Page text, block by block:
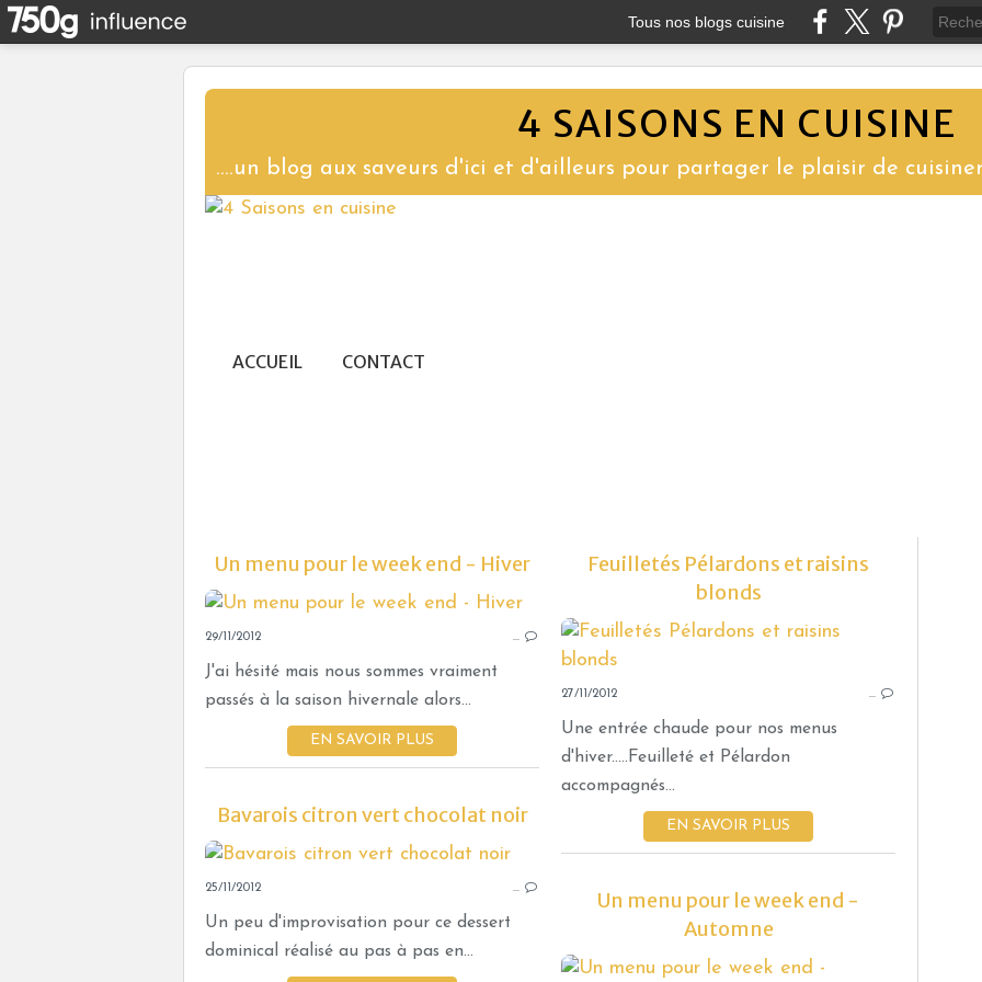
Tous nos blogs cuisine
4 SAISONS EN CUISINE
ACCUEIL CONTACT
Un menu pour le week end - Hiver
29/11/2012 …
J'ai hésité mais nous sommes vraiment
passés à la saison hivernale alors...
EN SAVOIR PLUS
Feuilletés Pélardons et raisins
blonds
27/11/2012 …
Une entrée chaude pour nos menus
d'hiver.....Feuilleté et Pélardon
accompagnés...
EN SAVOIR PLUS
Bavarois citron vert chocolat noir
25/11/2012 …
Un peu d'improvisation pour ce dessert
dominical réalisé au pas à pas en...
Un menu pour le week end -
Automne